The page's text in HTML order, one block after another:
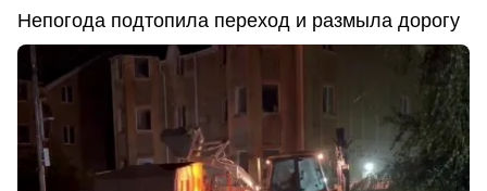
Непогода подтопила переход и размыла дорогу